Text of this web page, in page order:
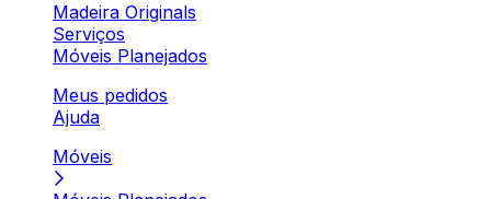
Madeira Originals
Serviços
Móveis Planejados
Meus pedidos
Ajuda
Móveis